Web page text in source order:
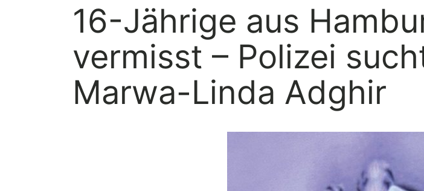
16-Jährige aus
vermisst – Polizei
Marwa-Linda Adghir